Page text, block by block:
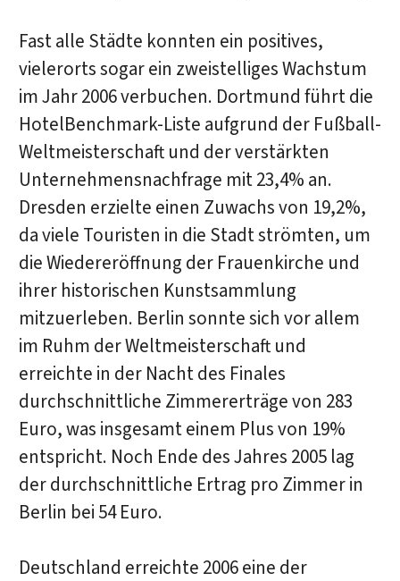
Fast alle Städte konnten ein positives,
vielerorts sogar ein zweistelliges Wachstum
im Jahr 2006 verbuchen. Dortmund führt die
HotelBenchmark-Liste aufgrund der Fußball-
Weltmeisterschaft und der verstärkten
Unternehmensnachfrage mit 23,4% an.
Dresden erzielte einen Zuwachs von 19,2%,
da viele Touristen in die Stadt strömten, um
die Wiedereröffnung der Frauenkirche und
ihrer historischen Kunstsammlung
mitzuerleben. Berlin sonnte sich vor allem
im Ruhm der Weltmeisterschaft und
erreichte in der Nacht des Finales
durchschnittliche Zimmererträge von 283
Euro, was insgesamt einem Plus von 19%
entspricht. Noch Ende des Jahres 2005 lag
der durchschnittliche Ertrag pro Zimmer in
Berlin bei 54 Euro.
Deutschland erreichte 2006 eine der